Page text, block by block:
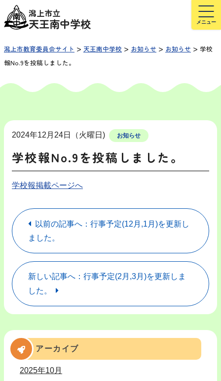
潟上市立
天王南中学校
潟上市教育委員会サイト > 天王南中学校 > お知らせ > お知らせ > 学校
報No.9を投稿しました。
2024年12月24日（火曜日) お知らせ
学校報No.9を投稿しました。
学校報掲載ページへ
以前の記事へ：行事予定(12月,1月)を更新し
ました。
新しい記事へ：行事予定(2月,3月)を更新しま
した。
アーカイブ
2025年10月